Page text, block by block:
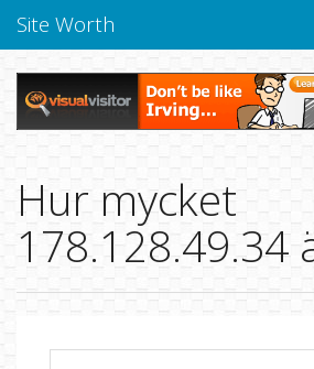
Site Worth
Hur mycket
178.128.49.34